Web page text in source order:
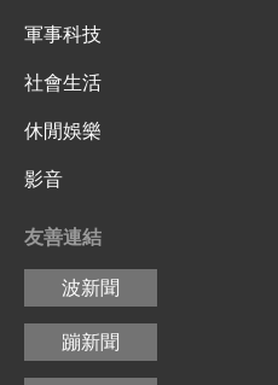
軍事科技
社會生活
休閒娛樂
影音
友善連結
波新聞
蹦新聞